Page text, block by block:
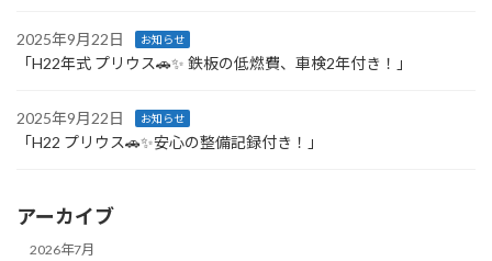
2025年9月22日 お知らせ
「H22年式 プリウス🚗✨ 鉄板の低燃費、車検2年付き！」
2025年9月22日 お知らせ
「H22 プリウス🚗✨安心の整備記録付き！」
アーカイブ
2026年7月